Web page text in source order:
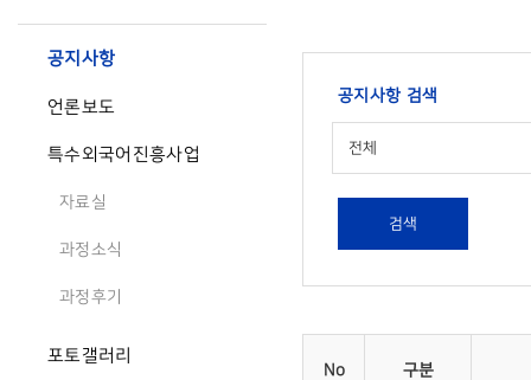
공지사항
언론보도
특수외국어진흥사업
자료실
과정소식
과정후기
포토갤러리
공지사항 검색
전체
검색
No 구분